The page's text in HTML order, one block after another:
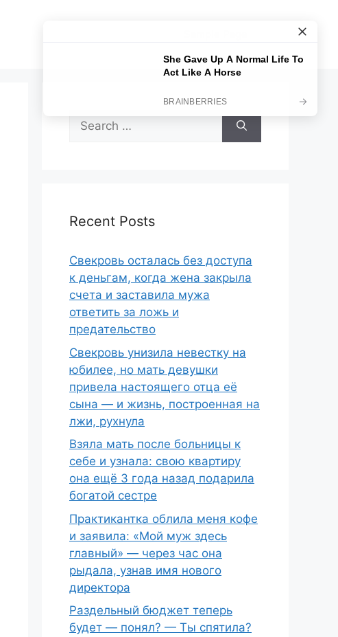
Search
for:
Recent Posts
Свекровь осталась без доступа
к деньгам, когда жена закрыла
счета и заставила мужа
ответить за ложь и
предательство
Свекровь унизила невестку на
юбилее, но мать девушки
привела настоящего отца её
сына — и жизнь, построенная на
лжи, рухнула
Взяла мать после больницы к
себе и узнала: свою квартиру
она ещё 3 года назад подарила
богатой сестре
Практикантка облила меня кофе
и заявила: «Мой муж здесь
главный» — через час она
рыдала, узнав имя нового
директора
Раздельный бюджет теперь
будет — понял? — Ты спятила?